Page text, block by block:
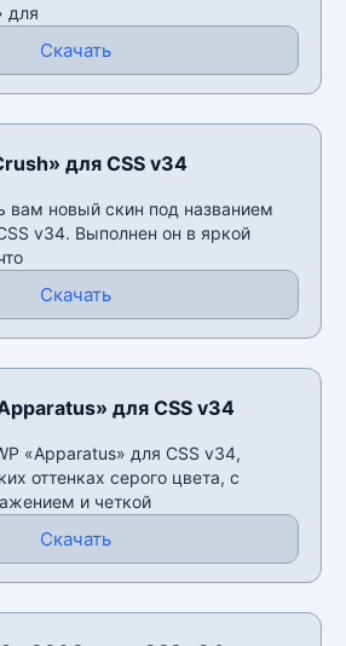
для
Скачать
для CSS v34
вам новый скин под названием
v34. Выполнен он в яркой
Скачать
для CSS v34
«Apparatus» для CSS v34,
оттенках серого цвета, с
и четкой
Скачать